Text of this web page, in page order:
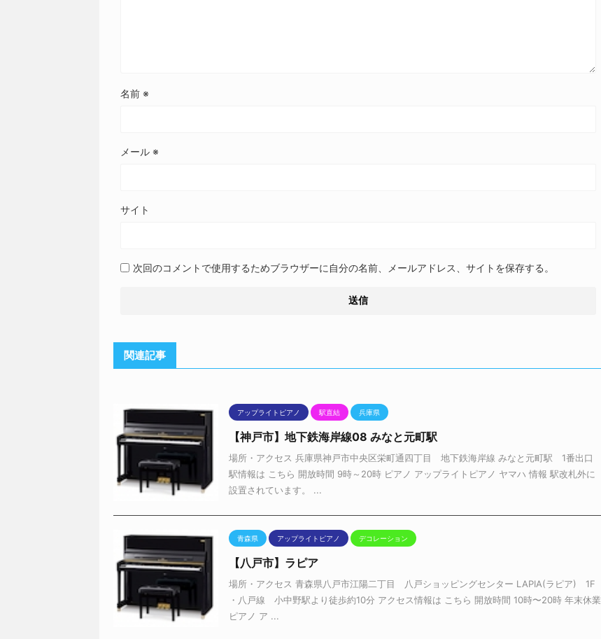
名前 ※
メール ※
サイト
次回のコメントで使用するためブラウザーに自分の名前、メールアドレス、サイトを保存する。
関連記事
アップライトピアノ 駅直結 兵庫県
【神戸市】地下鉄海岸線08 みなと元町駅
場所・アクセス 兵庫県神戸市中央区栄町通四丁目 地下鉄海岸線 みなと元町駅 1番出口
駅情報は こちら 開放時間 9時～20時 ピアノ アップライトピアノ ヤマハ 情報 駅改札外に
設置されています。 ...
青森県 アップライトピアノ デコレーション
【八戸市】ラピア
場所・アクセス 青森県八戸市江陽二丁目 八戸ショッピングセンター LAPIA(ラピア) 1F
・八戸線 小中野駅より徒歩約10分 アクセス情報は こちら 開放時間 10時〜20時 年末休業
ピアノ ア ...